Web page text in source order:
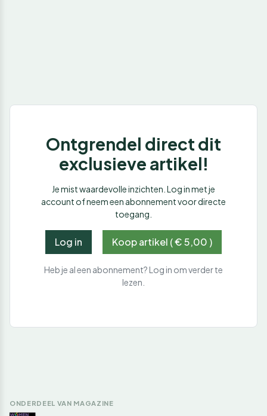
Ontgrendel direct dit
exclusieve artikel!
Je mist waardevolle inzichten. Log in met je
account of neem een abonnement voor directe
toegang.
Log in Koop artikel ( € 5,00 )
Heb je al een abonnement? Log in om verder te
lezen.
ONDERDEEL VAN MAGAZINE